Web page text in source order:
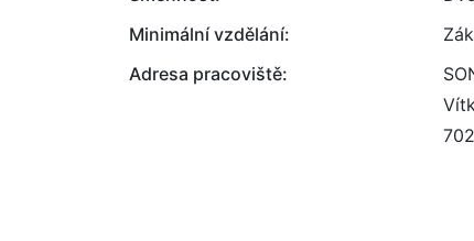
Minimální vzdělání:
Adresa pracoviště: